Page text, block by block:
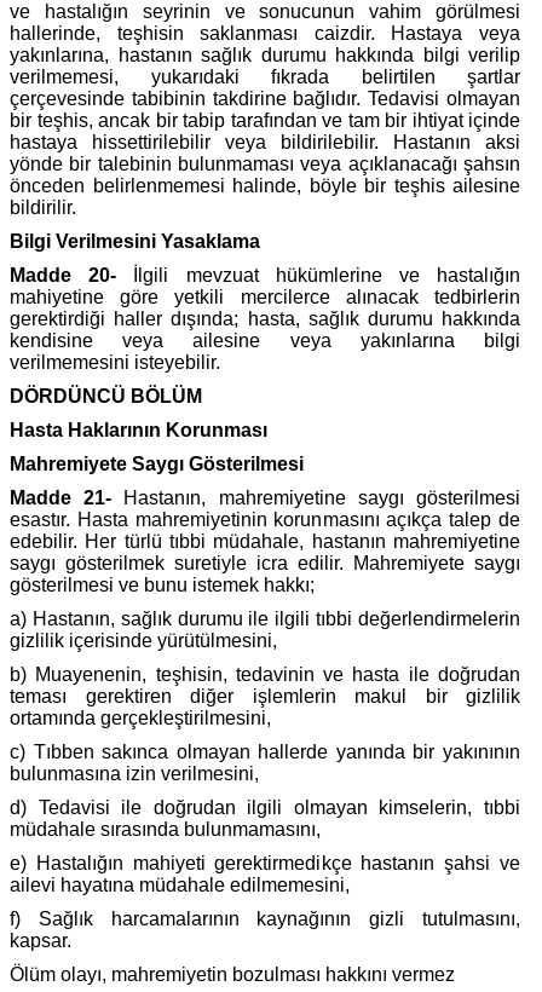
ve hastalığın seyrinin ve sonucunun vahim görülmesi
hallerinde, teşhisin saklanması caizdir. Hastaya veya
yakınlarına, hastanın sağlık durumu hakkında bilgi verilip
verilmemesi, yukarıdaki fıkrada belirtilen şartlar
çerçevesinde tabibinin takdirine bağlıdır. Tedavisi olmayan
bir teşhis, ancak bir tabip tarafından ve tam bir ihtiyat içinde
hastaya hissettirilebilir veya bildirilebilir. Hastanın aksi
yönde bir talebinin bulunmaması veya açıklanacağı şahsın
önceden belirlenmemesi halinde, böyle bir teşhis ailesine
bildirilir.
Bilgi Verilmesini Yasaklama
Madde 20- İlgili mevzuat hükümlerine ve hastalığın
mahiyetine göre yetkili mercilerce alınacak tedbirlerin
gerektirdiği haller dışında; hasta, sağlık durumu hakkında
kendisine veya ailesine veya yakınlarına bilgi
verilmemesini isteyebilir.
DÖRDÜNCÜ BÖLÜM
Hasta Haklarının Korunması
Mahremiyete Saygı Gösterilmesi
Madde 21- Hastanın, mahremiyetine saygı gösterilmesi
esastır. Hasta mahremiyetinin korunmasını açıkça talep de
edebilir. Her türlü tıbbi müdahale, hastanın mahremiyetine
saygı gösterilmek suretiyle icra edilir. Mahremiyete saygı
gösterilmesi ve bunu istemek hakkı;
a) Hastanın, sağlık durumu ile ilgili tıbbi değerlendirmelerin
gizlilik içerisinde yürütülmesini,
b) Muayenenin, teşhisin, tedavinin ve hasta ile doğrudan
teması gerektiren diğer işlemlerin makul bir gizlilik
ortamında gerçekleştirilmesini,
c) Tıbben sakınca olmayan hallerde yanında bir yakınının
bulunmasına izin verilmesini,
d) Tedavisi ile doğrudan ilgili olmayan kimselerin, tıbbi
müdahale sırasında bulunmamasını,
e) Hastalığın mahiyeti gerektirmedikçe hastanın şahsi ve
ailevi hayatına müdahale edilmemesini,
f) Sağlık harcamalarının kaynağının gizli tutulmasını,
kapsar.
Ölüm olayı, mahremiyetin bozulması hakkını vermez